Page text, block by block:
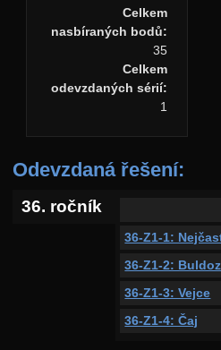
Celkem
nasbíraných bodů:
35
Celkem
odevzdaných sérií:
1
Odevzdaná řešení:
36. ročník
36-Z1-1:
36-Z1-2:
36-Z1-3: Vejce
36-Z1-4: Čaj